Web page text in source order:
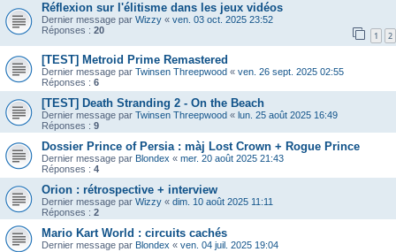
Réflexion sur l'élitisme dans les jeux vidéos
Dernier message par Wizzy « ven. 03 oct. 2025 23:52
Réponses : 20 1 2
[TEST] Metroid Prime Remastered
Dernier message par Twinsen Threepwood « ven. 26 sept. 2025 02:55
Réponses : 6
[TEST] Death Stranding 2 - On the Beach
Dernier message par Twinsen Threepwood « lun. 25 août 2025 16:49
Réponses : 9
Dossier Prince of Persia : màj Lost Crown + Rogue Prince
Dernier message par Blondex « mer. 20 août 2025 21:43
Réponses : 4
Orion : rétrospective + interview
Dernier message par Wizzy « dim. 10 août 2025 11:11
Réponses : 2
Mario Kart World : circuits cachés
Dernier message par Blondex « ven. 04 juil. 2025 19:04